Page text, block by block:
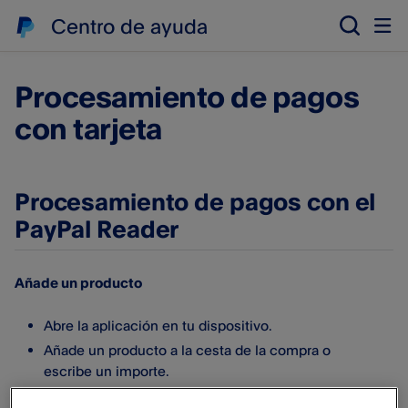
Centro de ayuda
Procesamiento de pagos
con tarjeta
Procesamiento de pagos con el
PayPal Reader
Añade un producto
Abre la aplicación en tu dispositivo.
Añade un producto a la cesta de la compra o
escribe un importe.